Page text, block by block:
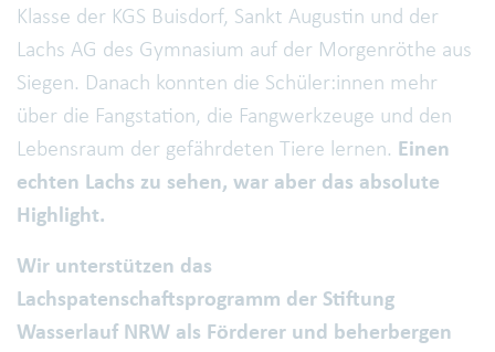
Klasse der KGS Buisdorf, Sankt Augustin und der
Lachs AG des Gymnasium auf der Morgenröthe aus
Siegen. Danach konnten die Schüler:innen mehr
über die Fangstation, die Fangwerkzeuge und den
Lebensraum der gefährdeten Tiere lernen. Einen
echten Lachs zu sehen, war aber das absolute
Highlight.
Wir unterstützen das
Lachspatenschaftsprogramm der Stiftung
Wasserlauf NRW als Förderer und beherbergen